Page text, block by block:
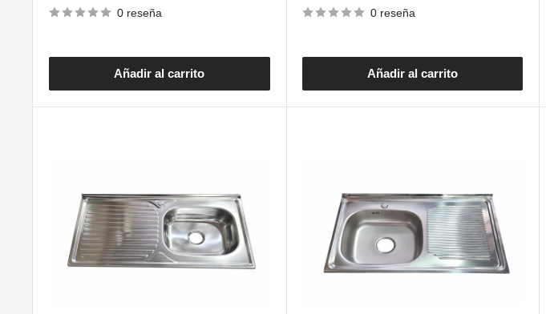
venta
0 reseña
Añadir al carrito
venta
0 reseña
Añadir al carrito